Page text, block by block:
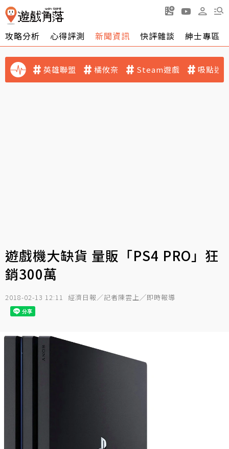
攻略分析 心得評測 新聞資訊 快評雜談 紳士專區
英雄聯盟 橘攸奈 Steam遊戲 吸點迷
遊戲機大缺貨 量販「PS4 PRO」狂
銷300萬
2018-02-13 12:11 經濟日報／記者陳雲上╱即時報導